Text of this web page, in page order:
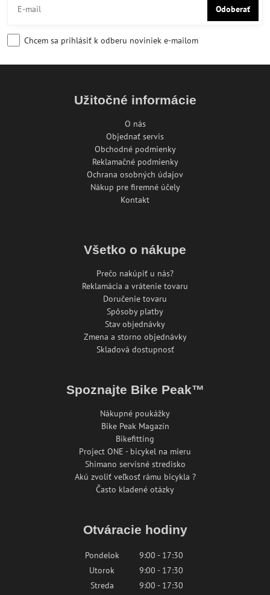
Odoberať
Chcem sa prihlásiť k odberu noviniek e-mailom
Užitočné informácie
O nás
Objednať servis
Obchodné podmienky
Reklamačné podmienky
Ochrana osobných údajov
Nákup pre firemné účely
Kontakt
Všetko o nákupe
Prečo nakúpiť u nás?
Reklamácia a vrátenie tovaru
Doručenie tovaru
Spôsoby platby
Stav objednávky
Zmena a storno objednávky
Skladová dostupnosť
Spoznajte Bike Peak™
Nákupné poukážky
Bike Peak Magazín
Bikefitting
Project ONE - bicykel na mieru
Shimano servisné stredisko
Akú zvoliť veľkosť rámu bicykla ?
Často kladené otázky
Otváracie hodiny
Pondelok
9:00 - 17:30
Utorok
9:00 - 17:30
Streda
9:00 - 17:30